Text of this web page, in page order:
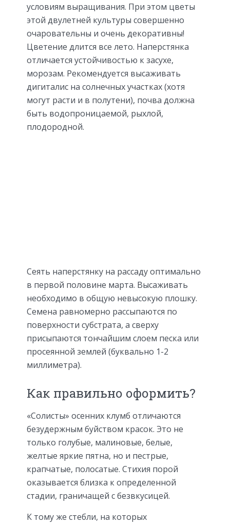
условиям выращивания. При этом цветы
этой двулетней культуры совершенно
очаровательны и очень декоративны!
Цветение длится все лето. Наперстянка
отличается устойчивостью к засухе,
морозам. Рекомендуется высаживать
дигиталис на солнечных участках (хотя
могут расти и в полутени), почва должна
быть водопроницаемой, рыхлой,
плодородной.
Сеять наперстянку на рассаду оптимально
в первой половине марта. Высаживать
необходимо в общую невысокую плошку.
Семена равномерно рассыпаются по
поверхности субстрата, а сверху
присыпаются тончайшим слоем песка или
просеянной землей (буквально 1-2
миллиметра).
Как правильно оформить?
«Солисты» осенних клумб отличаются
безудержным буйством красок. Это не
только голубые, малиновые, белые,
желтые яркие пятна, но и пестрые,
крапчатые, полосатые. Стихия порой
оказывается близка к определенной
стадии, граничащей с безвкусицей.
К тому же стебли, на которых